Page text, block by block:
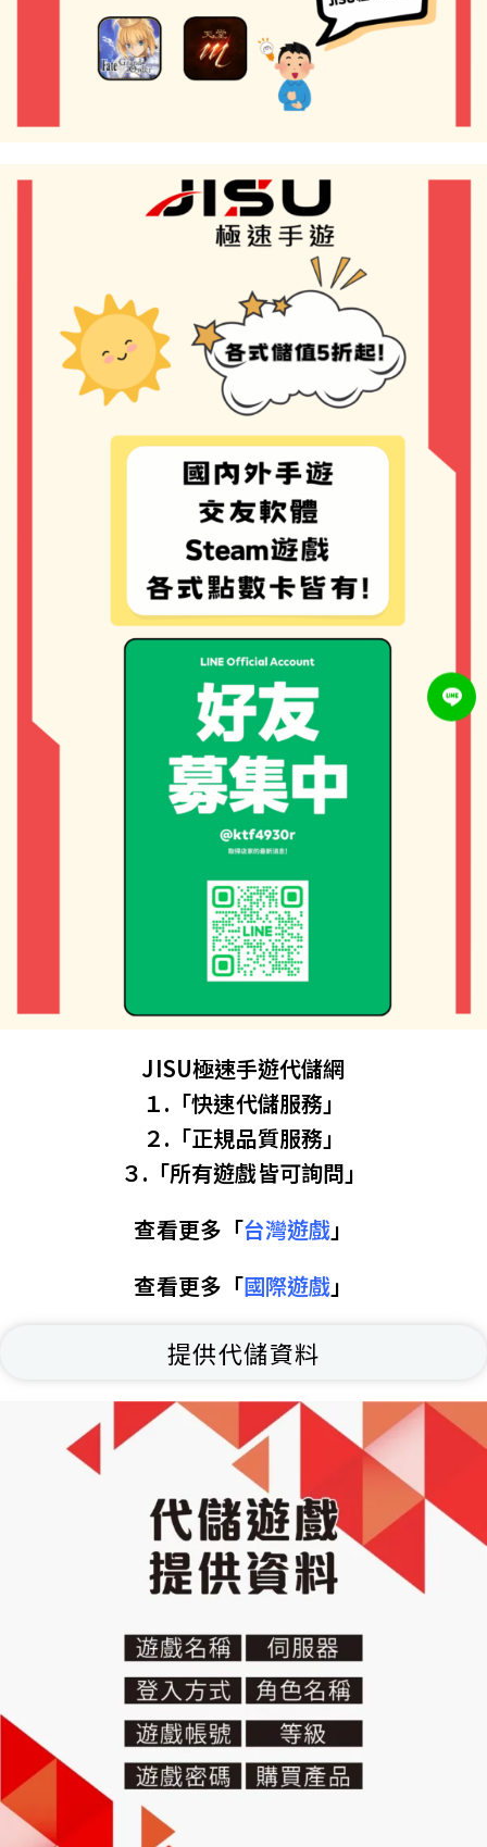
JISU極速手遊代儲網
１.「快速代儲服務」
２.「正規品質服務」
３.「所有遊戲皆可詢問」
查看更多「台灣遊戲」
查看更多「國際遊戲」
提供代儲資料